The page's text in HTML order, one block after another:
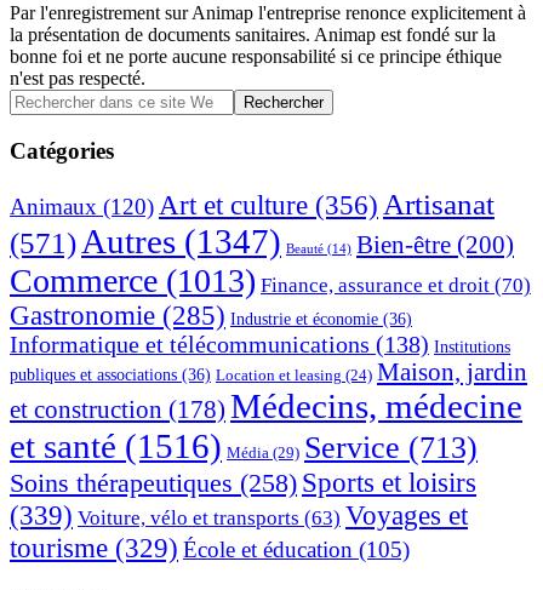
Par l'enregistrement sur Animap l'entreprise renonce explicitement à
la présentation de documents sanitaires. Animap est fondé sur la
bonne foi et ne porte aucune responsabilité si ce principe éthique
n'est pas respecté.
Barre
latérale
principale
Rechercher
dans
ce
site
Catégories
Animaux (120)Art et culture (356) Artisanat
(571) Autres (1347) Beauté (14) Bien-être (200)
Commerce (1013) Finance, assurance et droit (70)
Gastronomie (285) Industrie et économie (36)
Informatique et télécommunications (138) Institutions
publiques et associations (36) Location et leasing (24) Maison, jardin
et construction (178) Médecins, médecine
et santé (1516) Média (29) Service (713)
Soins thérapeutiques (258) Sports et loisirs
(339) Voiture, vélo et transports (63) Voyages et
tourisme (329) École et éducation (105)